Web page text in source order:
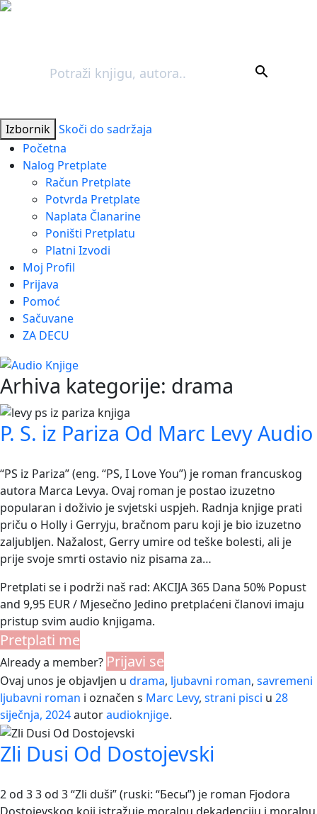
search
Izbornik Skoči do sadržaja
Početna
Nalog Pretplate
Račun Pretplate
Potvrda Pretplate
Naplata Članarine
Poništi Pretplatu
Platni Izvodi
Moj Profil
Prijava
Pomoć
Sačuvane
ZA DECU
Arhiva kategorije: drama
P. S. iz Pariza Od Marc Levy Audio
“PS iz Pariza” (eng. “PS, I Love You”) je roman francuskog
autora Marca Levya. Ovaj roman je postao izuzetno
popularan i doživio je svjetski uspjeh. Radnja knjige prati
priču o Holly i Gerryju, bračnom paru koji je bio izuzetno
zaljubljen. Nažalost, Gerry umire od teške bolesti, ali je
prije svoje smrti ostavio niz pisama za…
Pretplati se i podrži naš rad: AKCIJA 365 Dana 50% Popust
and 9,95 EUR / Mjesečno Jedino pretplaćeni članovi imaju
pristup svim audio knjigama.
Pretplati me
Already a member? Prijavi se
Ovaj unos je objavljen u drama, ljubavni roman, savremeni
ljubavni roman i označen s Marc Levy, strani pisci u 28
siječnja, 2024autoraudioknjige.
Zli Dusi Od Dostojevski
2 od 3 3 od 3 “Zli duši” (ruski: “Бесы”) je roman Fjodora